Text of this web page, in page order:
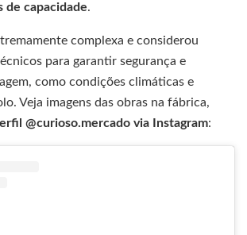
de capacidade.
complexa e considerou
para garantir segurança e
como condições climáticas e
Veja imagens das obras na fábrica,
@curioso.mercado via Instagram: